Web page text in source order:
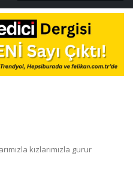
kızlarımızla gurur